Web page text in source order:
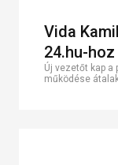
Vida
24.hu-
Új vezetőt kap a
működése